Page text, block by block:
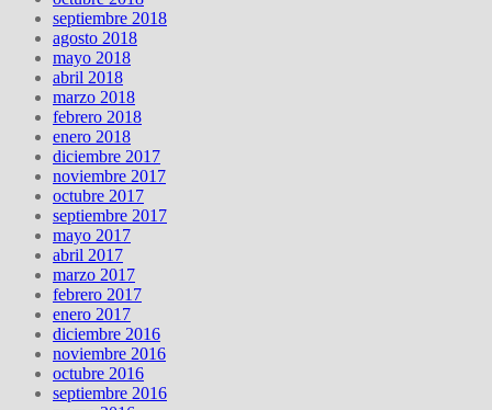
septiembre 2018
agosto 2018
mayo 2018
abril 2018
marzo 2018
febrero 2018
enero 2018
diciembre 2017
noviembre 2017
octubre 2017
septiembre 2017
mayo 2017
abril 2017
marzo 2017
febrero 2017
enero 2017
diciembre 2016
noviembre 2016
octubre 2016
septiembre 2016